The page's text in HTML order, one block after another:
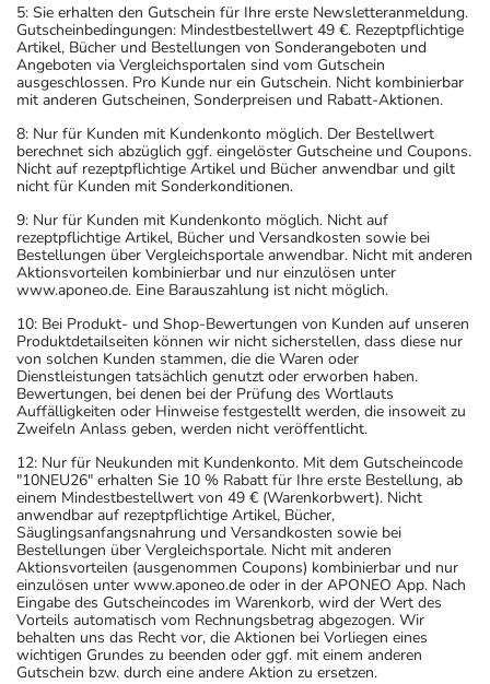
5: Sie erhalten den Gutschein für Ihre erste Newsletteranmeldung.
Gutscheinbedingungen: Mindestbestellwert 49 €. Rezeptpflichtige
Artikel, Bücher und Bestellungen von Sonderangeboten und
Angeboten via Vergleichsportalen sind vom Gutschein
ausgeschlossen. Pro Kunde nur ein Gutschein. Nicht kombinierbar
mit anderen Gutscheinen, Sonderpreisen und Rabatt-Aktionen.
8: Nur für Kunden mit Kundenkonto möglich. Der Bestellwert
berechnet sich abzüglich ggf. eingelöster Gutscheine und Coupons.
Nicht auf rezeptpflichtige Artikel und Bücher anwendbar und gilt
nicht für Kunden mit Sonderkonditionen.
9: Nur für Kunden mit Kundenkonto möglich. Nicht auf
rezeptpflichtige Artikel, Bücher und Versandkosten sowie bei
Bestellungen über Vergleichsportale anwendbar. Nicht mit anderen
Aktionsvorteilen kombinierbar und nur einzulösen unter
www.aponeo.de. Eine Barauszahlung ist nicht möglich.
10: Bei Produkt- und Shop-Bewertungen von Kunden auf unseren
Produktdetailseiten können wir nicht sicherstellen, dass diese nur
von solchen Kunden stammen, die die Waren oder
Dienstleistungen tatsächlich genutzt oder erworben haben.
Bewertungen, bei denen bei der Prüfung des Wortlauts
Auffälligkeiten oder Hinweise festgestellt werden, die insoweit zu
Zweifeln Anlass geben, werden nicht veröffentlicht.
12: Nur für Neukunden mit Kundenkonto. Mit dem Gutscheincode
"10NEU26" erhalten Sie 10 % Rabatt für Ihre erste Bestellung, ab
einem Mindestbestellwert von 49 € (Warenkorbwert). Nicht
anwendbar auf rezeptpflichtige Artikel, Bücher,
Säuglingsanfangsnahrung und Versandkosten sowie bei
Bestellungen über Vergleichsportale. Nicht mit anderen
Aktionsvorteilen (ausgenommen Coupons) kombinierbar und nur
einzulösen unter www.aponeo.de oder in der APONEO App. Nach
Eingabe des Gutscheincodes im Warenkorb, wird der Wert des
Vorteils automatisch vom Rechnungsbetrag abgezogen. Wir
behalten uns das Recht vor, die Aktionen bei Vorliegen eines
wichtigen Grundes zu beenden oder ggf. mit einem anderen
Gutschein bzw. durch eine andere Aktion zu ersetzen.